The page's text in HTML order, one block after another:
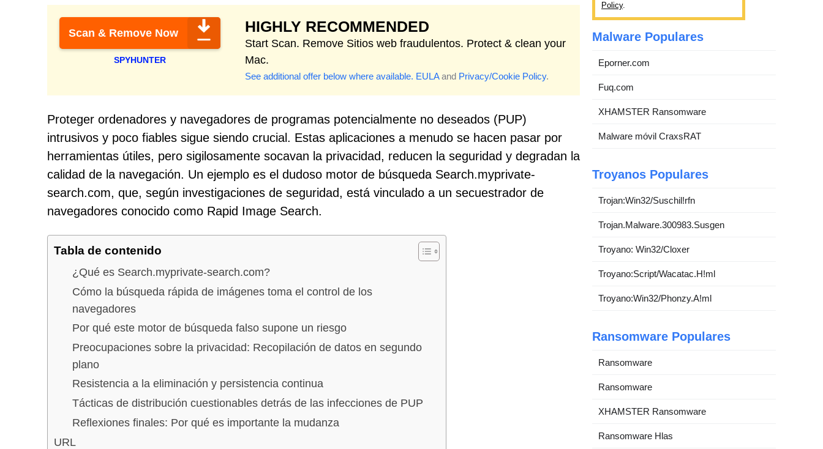
Scan & Remove Now
SPYHUNTER
HIGHLY RECOMMENDED
Start Scan. Remove Sitios web fraudulentos. Protect & clean your
Mac.
See additional offer below where available. EULAand Privacy/Cookie Policy.
Proteger ordenadores y navegadores de programas potencialmente no deseados (PUP)
intrusivos y poco fiables sigue siendo crucial. Estas aplicaciones a menudo se hacen pasar por
herramientas útiles, pero sigilosamente socavan la privacidad, reducen la seguridad y degradan la
calidad de la navegación. Un ejemplo es el dudoso motor de búsqueda Search.myprivate-
search.com, que, según investigaciones de seguridad, está vinculado a un secuestrador de
navegadores conocido como Rapid Image Search.
Tabla de contenido
¿Qué es Search.myprivate-search.com?
Cómo la búsqueda rápida de imágenes toma el control de los
navegadores
Por qué este motor de búsqueda falso supone un riesgo
Preocupaciones sobre la privacidad: Recopilación de datos en segundo
plano
Resistencia a la eliminación y persistencia continua
Tácticas de distribución cuestionables detrás de las infecciones de PUP
Reflexiones finales: Por qué es importante la mudanza
URL
Policy.
Malware Populares
Eporner.com
Fuq.com
XHAMSTER Ransomware
Malware móvil CraxsRAT
Troyanos Populares
Trojan:Win32/Suschil!rfn
Trojan.Malware.300983.Susgen
Troyano: Win32/Cloxer
Troyano:Script/Wacatac.H!ml
Troyano:Win32/Phonzy.A!ml
Ransomware Populares
Ransomware
Ransomware
XHAMSTER Ransomware
Ransomware Hlas